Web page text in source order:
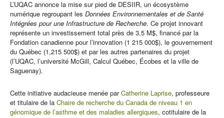
L’UQAC annonce la mise sur pied de DESIIR, un écosystème
numérique regroupant les Données Environnementales et de Santé
Intégrées pour une Infrastructure de Recherche. Ce projet innovant
représente un investissement total près de 3,5 M$, financé par la
Fondation canadienne pour l’innovation (1 215 000$), le gouvernement
du Québec (1,215 500$) et par les autres partenaires du projet
(l’UQAC, l’université McGill, Calcul Québec, Écobes et la ville de
Saguenay).
Cette initiative audacieuse menée parCatherine Laprise, professeure
et titulaire de la Chaire de recherche du Canada de niveau 1 en
génomique de l’asthme et des maladies allergiques, cotitulaire de la